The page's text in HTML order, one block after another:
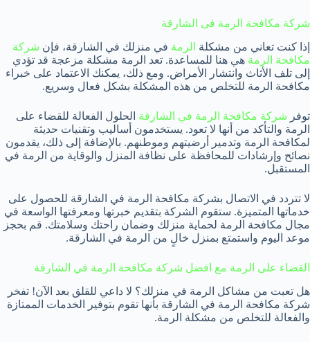
شركة مكافحة الرمة فى الشارقة
إذا كنت تعاني من مشكلة الرمة في منزلك في الشارقة، فإن شركة
مكافحة الرمة هي هنا للمساعدة. تعد الرمة مشكلة مزعجة قد تؤدي
إلى تلف الأثاث وانتشار الأمراض. ومع ذلك، يمكنك الاعتماد على خبراء
مكافحة الرمة للتخلص من هذه المشكلة بشكل فعال وسريع.
توفر شركة مكافحة الرمة في الشارقة الحلول الفعالة للقضاء على
الرمة والتأكد من أنها لا تعود. يستخدمون أساليب وتقنيات حديثة
لمكافحة الرمة وتدمير أرضيتهم وموطنهم. بالإضافة إلى ذلك، يقدمون
نصائح وإرشادات للمحافظة على نظافة المنزل والوقاية من الرمة في
المستقبل.
لا تتردد في الاتصال بشركة مكافحة الرمة في الشارقة للحصول على
خدماتها المتميزة. ستقوم الشركة بتقديم خبرتها ومعرفتها الواسعة في
مجال مكافحة الرمة لحماية منزلك وضمان راحتك وسلامتك. قم بحجز
موعد اليوم واستمتع بمنزل خالٍ من الرمة في الشارقة.
القضاء على الرمة مع افضل شركة مكافحة الرمة في الشارقة
هل تعبت من مشاكل الرمة في منزلك؟ لا داعي للقلق بعد الآن! تفخر
شركة مكافحة الرمة في الشارقة بأنها تقوم بتوفير الخدمات الممتازة
والفعالة للتخلص من مشكلة الرمة.